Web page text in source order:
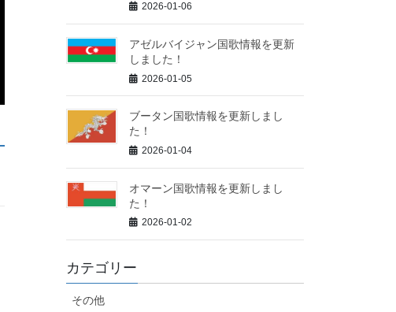
2026-01-06
アゼルバイジャン国歌情報を更新
しました！
2026-01-05
ブータン国歌情報を更新しまし
た！
2026-01-04
オマーン国歌情報を更新しまし
た！
2026-01-02
カテゴリー
その他